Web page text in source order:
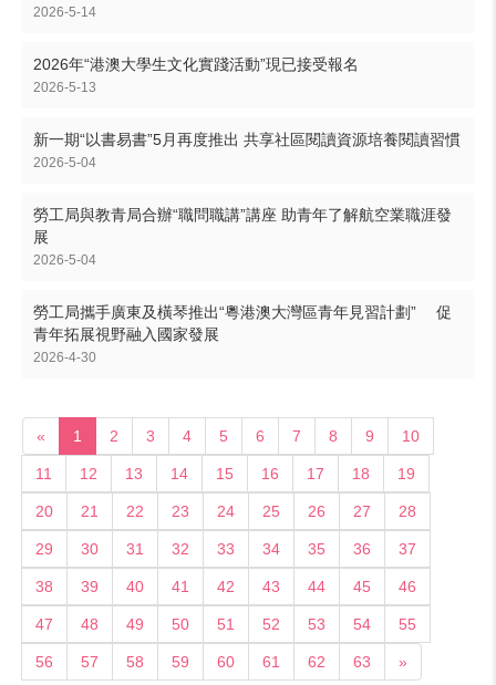
2026-5-14
2026年“港澳大學生文化實踐活動”現已接受報名
2026-5-13
新一期“以書易書”5月再度推出 共享社區閱讀資源培養閱讀習慣
2026-5-04
勞工局與教青局合辦“職問職講”講座 助青年了解航空業職涯發
展
2026-5-04
勞工局攜手廣東及橫琴推出“粵港澳大灣區青年見習計劃” 促
青年拓展視野融入國家發展
2026-4-30
« 1 2 3 4 5 6 7 8 9 10
11 12 13 14 15 16 17 18 19
20 21 22 23 24 25 26 27 28
29 30 31 32 33 34 35 36 37
38 39 40 41 42 43 44 45 46
47 48 49 50 51 52 53 54 55
56 57 58 59 60 61 62 63 »